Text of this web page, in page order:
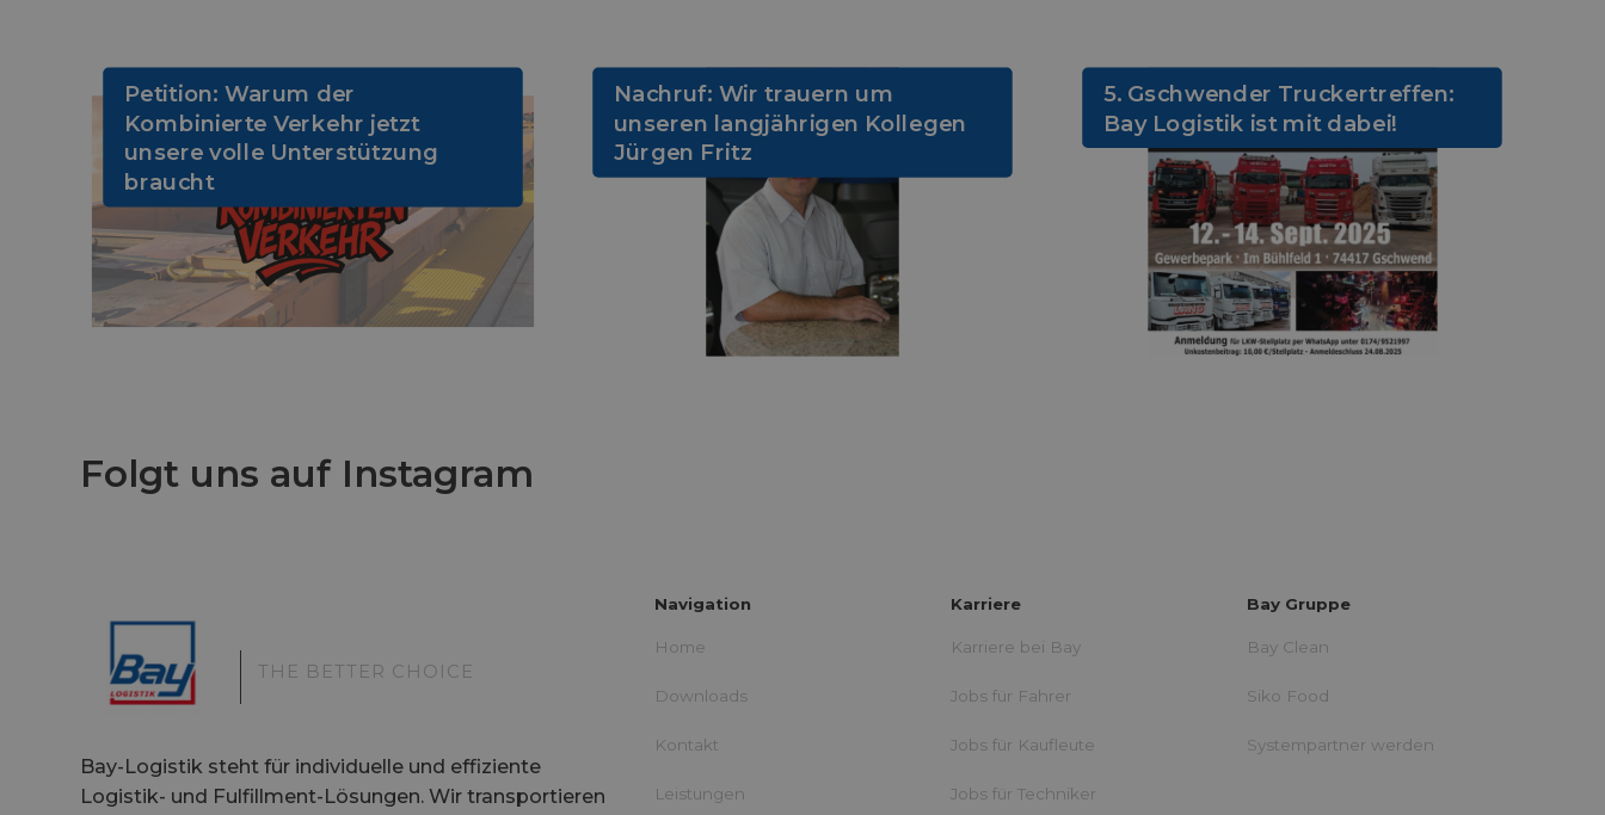
Petition: Warum der
Kombinierte Verkehr jetzt
unsere volle Unterstützung
braucht
Nachruf: Wir trauern um
unseren langjährigen Kollegen
Jürgen Fritz
5. Gschwender Truckertreffen:
Bay Logistik ist mit dabei!
Folgt uns auf Instagram
| THE BETTER CHOICE
Bay-Logistik steht für individuelle und effiziente
Logistik- und Fulfillment-Lösungen. Wir transportieren
Navigation
Home
Downloads
Kontakt
Leistungen
Karriere
Karriere bei Bay
Jobs für Fahrer
Jobs für Kaufleute
Jobs für Techniker
Bay Gruppe
Bay Clean
Siko Food
Systempartner werden